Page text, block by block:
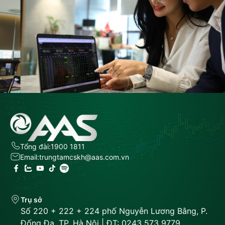
Tổng đài:1900 1811
Email:trungtamcskh@aas.com.vn
Trụ sở
Số 220 + 222 + 224 phố Nguyễn Lương Bằng, P.
Đống Đa, TP. Hà Nội | ĐT: 0243 573 9779